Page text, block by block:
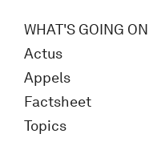
WHAT'S GOING ON
Actus
Appels
Factsheet
Topics